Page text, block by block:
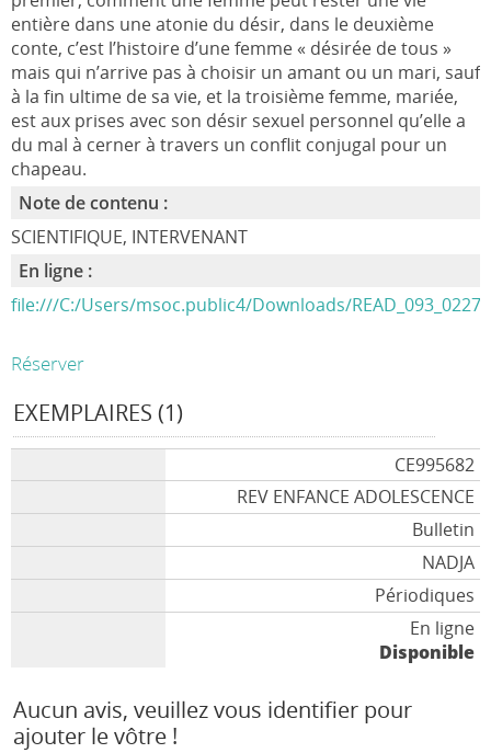
entière dans une atonie du désir, dans le deuxième
conte, c’est l’histoire d’une femme « désirée de tous »
mais qui n’arrive pas à choisir un amant ou un mari, sauf
à la fin ultime de sa vie, et la troisième femme, mariée,
est aux prises avec son désir sexuel personnel qu’elle a
du mal à cerner à travers un conflit conjugal pour un
chapeau.
Note de contenu :
SCIENTIFIQUE, INTERVENANT
En ligne :
file:///C:/Users/msoc.public4/Downloads/
Réserver
EXEMPLAIRES (1)
CE995682
REV ENFANCE ADOLESCENCE
Bulletin
NADJA
Périodiques
En ligne
Disponible
Aucun avis, veuillez vous identifier pour
ajouter le vôtre !